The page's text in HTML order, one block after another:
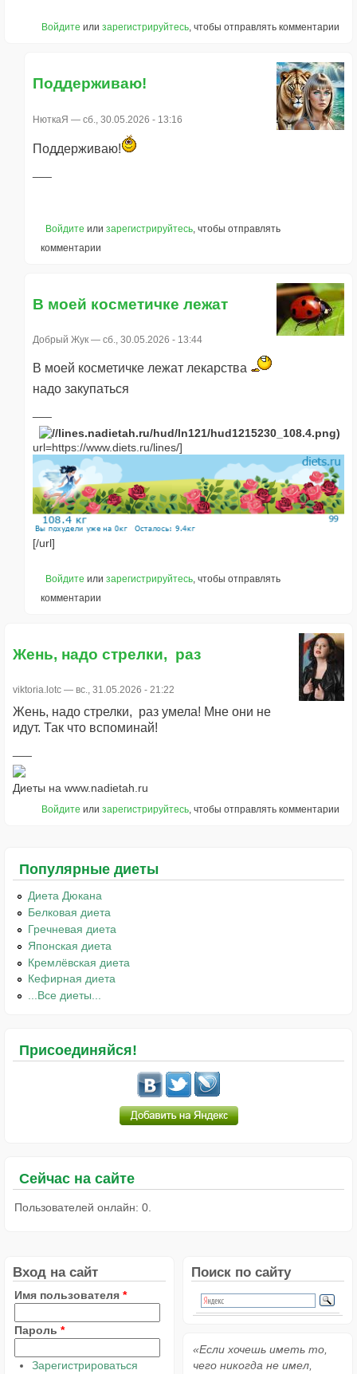
Войдите или зарегистрируйтесь, чтобы отправлять комментарии
Поддерживаю!
НюткаЯ — сб., 30.05.2026 - 13:16
Поддерживаю!
Войдите или зарегистрируйтесь , чтобы отправлять
комментарии
В моей косметичке лежат
Добрый Жук — сб., 30.05.2026 - 13:44
В моей косметичке лежат лекарства
надо закупаться
url=https://www.diets.ru/lines/]
[/url]
Войдите или зарегистрируйтесь , чтобы отправлять
комментарии
Жень, надо стрелки, раз
viktoria.lotc — вс., 31.05.2026 - 21:22
Жень, надо стрелки, раз умела! Мне они не
идут. Так что вспоминай!
Диеты на www.nadietah.ru
Войдите или зарегистрируйтесь, чтобы отправлять комментарии
Популярные диеты
Диета Дюкана
Белковая диета
Гречневая диета
Японская диета
Кремлёвская диета
Кефирная диета
...Все диеты...
Присоединяйся!
Сейчас на сайте
Пользователей онлайн: 0.
Вход на сайт
Имя пользователя *
Пароль *
Зарегистрироваться
Поиск по сайту
«Если хочешь иметь то,
чего никогда не имел,